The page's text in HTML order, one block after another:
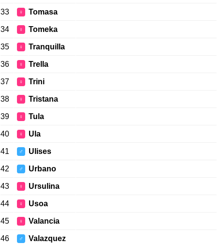
33 ♀ Tomasa
34 ♀ Tomeka
35 ♀ Tranquilla
36 ♀ Trella
37 ♀ Trini
38 ♀ Tristana
39 ♀ Tula
40 ♀ Ula
41 ♂ Ulises
42 ♂ Urbano
43 ♀ Ursulina
44 ♀ Usoa
45 ♀ Valancia
46 ♂ Valazquez